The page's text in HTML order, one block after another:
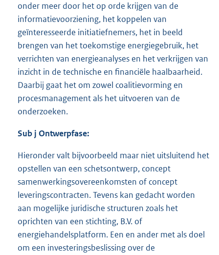
onder meer door het op orde krijgen van de
informatievoorziening, het koppelen van
geïnteresseerde initiatiefnemers, het in beeld
brengen van het toekomstige energiegebruik, het
verrichten van energieanalyses en het verkrijgen van
inzicht in de technische en financiële haalbaarheid.
Daarbij gaat het om zowel coalitievorming en
procesmanagement als het uitvoeren van de
onderzoeken.
Sub j Ontwerpfase:
Hieronder valt bijvoorbeeld maar niet uitsluitend het
opstellen van een schetsontwerp, concept
samenwerkingsovereenkomsten of concept
leveringscontracten. Tevens kan gedacht worden
aan mogelijke juridische structuren zoals het
oprichten van een stichting, B.V. of
energiehandelsplatform. Een en ander met als doel
om een investeringsbeslissing over de